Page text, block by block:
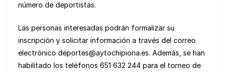
número de deportistas.
Las personas interesadas podrán formalizar su
inscripción y solicitar información a través del correo
electrónico deportes@aytochipiona.es. Además, se han
habilitado los teléfonos 651 632 244 para el torneo de